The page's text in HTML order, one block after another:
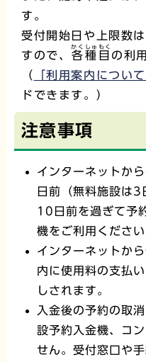
す。
受付開始日や上限数は
すので、 各種目
かくしゅもく
の利
（
「利用案内につい
ドできます。）
注意事項
インターネットか
日前（無料施設は3
10日前を過ぎて予
機をご利用ください
インターネットか
内に使用料の支払
しされます。
入金後の予約の取
設予約入金機、コ
せん。受付窓口や